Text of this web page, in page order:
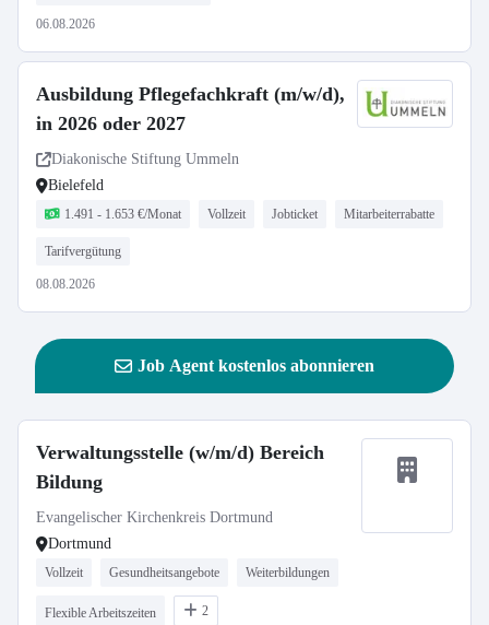
06.08.2026
Ausbildung Pflegefachkraft (m/w/d),
in 2026 oder 2027
Diakonische Stiftung Ummeln
Bielefeld
1.491 - 1.653 €/Monat Vollzeit Jobticket Mitarbeiterrabatte
Tarifvergütung
08.08.2026
Job Agent kostenlos abonnieren
Verwaltungsstelle (w/m/d) Bereich
Bildung
Evangelischer Kirchenkreis Dortmund
Dortmund
Vollzeit Gesundheitsangebote Weiterbildungen
Flexible Arbeitszeiten 2